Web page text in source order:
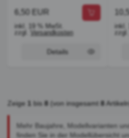
6,50 EUR
inkl. 19 % MwSt.
zzgl.
Versandkosten
Details
inkl.
zzgl.
Zeige 1 bis 8 (von insgesamt 8 Artikeln)
Mehr Baujahre, Modellvarianten
finden Sie in der Modellübersicht